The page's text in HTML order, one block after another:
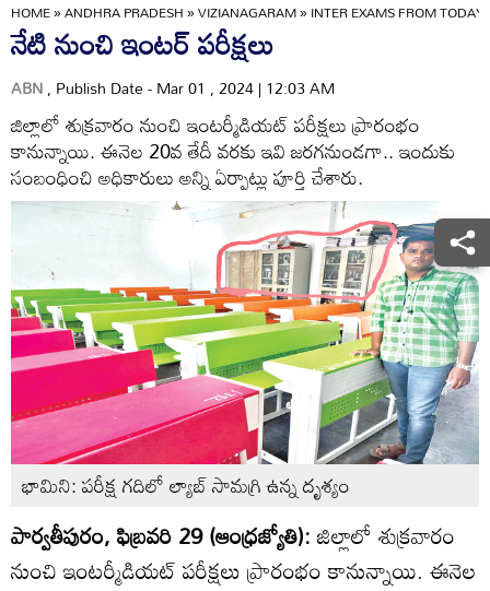
HOME»ANDHRA PRADESH»VIZIANAGARAM»INTER EXAMS FROM TODAY
నేటి నుంచి ఇంటర్‌ పరీక్షలు
ABN, Publish Date - Mar 01 , 2024 | 12:03 AM
జిల్లాలో శుక్రవారం నుంచి ఇంటర్మీడియట్‌ పరీక్షలు ప్రారంభం
కానున్నాయి. ఈనెల 20వ తేదీ వరకు ఇవి జరగనుండగా.. ఇందుకు
సంబంధించి అధికారులు అన్ని ఏర్పాట్లు పూర్తి చేశారు.
భామిని: పరీక్ష గదిలో ల్యాబ్‌ సామగ్రి ఉన్న దృశ్యం
పార్వతీపురం, ఫిబ్రవరి 29 (ఆంధ్రజ్యోతి):జిల్లాలో శుక్రవారం
నుంచి ఇంటర్మీడియట్‌ పరీక్షలు ప్రారంభం కానున్నాయి. ఈనెల